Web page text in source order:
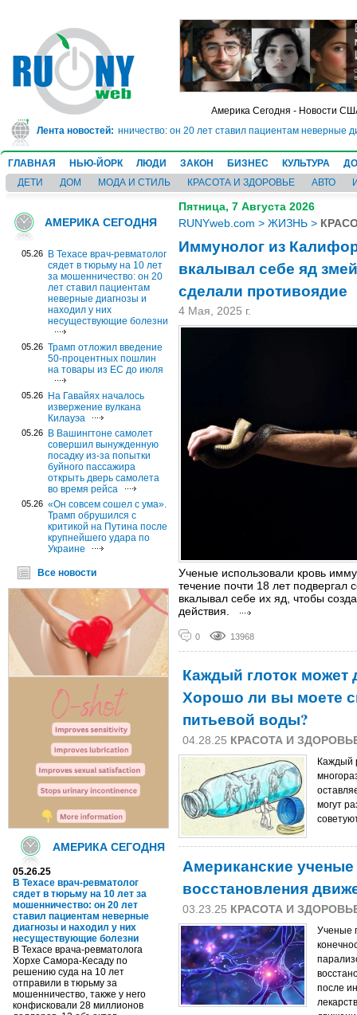
Америка Сегодня - Новости
Лента новостей:
на 10 лет за мошенничество: он 20 лет ставил пациентам неверные
ГЛАВНАЯ НЬЮ-ЙОРК ЛЮДИ ЗАКОН БИЗНЕС КУЛЬТУРА
ДЕТИ
ДОМ МОДА И СТИЛЬ КРАСОТА И ЗДОРОВЬЕ АВТО
АМЕРИКА СЕГОДНЯ
05.26
В Техасе врач-ревматолог
сядет в тюрьму на 10 лет
за мошенничество: он 20
лет ставил пациентам
неверные диагнозы и
находил у них
несуществующие болезни
05.26 Трамп отложил введение
50-процентных пошлин
на товары из ЕС до июля
05.26
На Гавайях началось
извержение вулкана
Килауэа
05.26
В Вашингтоне самолет
совершил вынужденную
посадку из-за попытки
буйного пассажира
открыть дверь самолета
во время рейса
05.26 «Он совсем сошел с ума».
Трамп обрушился с
критикой на Путина после
крупнейшего удара по
Украине
Все новости
АМЕРИКА СЕГОДНЯ
05.26.25
В Техасе врач-ревматолог
сядет в тюрьму на 10 лет за
мошенничество: он 20 лет
ставил пациентам неверные
диагнозы и находил у них
несуществующие болезни
В Техасе врача-ревматолога
Хорхе Самора-Кесаду по
решению суда на 10 лет
отправили в тюрьму за
мошенничество, также у него
конфисковали 28 миллионов
Пятница, 7 Августа 2026
RUNYweb.com > ЖИЗНЬ >
Иммунолог из
вкалывал себе яд
сделали противоядие
4 Мая, 2025 г.
Ученые использовали кровь
течение почти 18 лет подвергал
вкалывал себе их яд, чтобы
действия.
0 13968
Каждый глоток может
Хорошо ли вы моете
питьевой воды?
04.28.25 КРАСОТА И
Каждый
могут
Американские
восстановления
03.23.25 КРАСОТА И
Ученые
после